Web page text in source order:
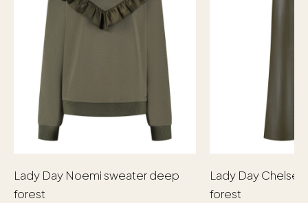
Lady Day Noemi sweater deep
forest
Lady Day
forest